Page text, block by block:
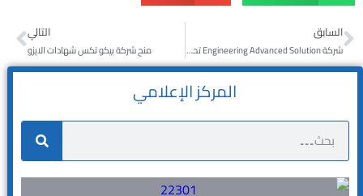
السابق
شركة Engineering Advanced Solution تحصل على شهادة الايزو
التالي
منح شركة بيكو تكس شهادات الايزو
المركز الإعلامي